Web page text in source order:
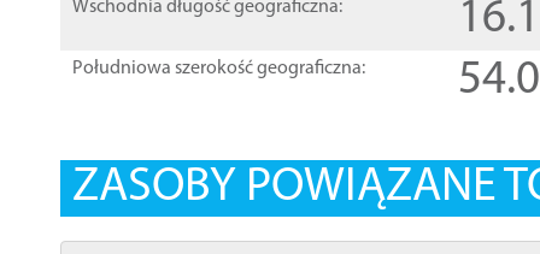
Wschodnia długość geograficzna:
Południowa szerokość geograficzna:
ZASOBY POWIĄZANE